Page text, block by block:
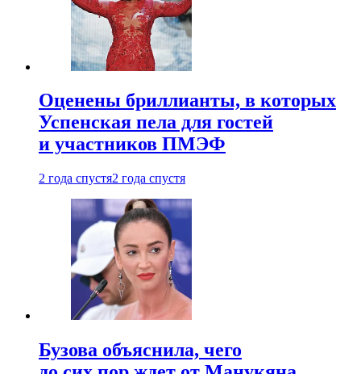
Оценены бриллианты, в которых
Успенская пела для гостей
и участников ПМЭФ
2 года спустя2 года спустя
Бузова объяснила, чего